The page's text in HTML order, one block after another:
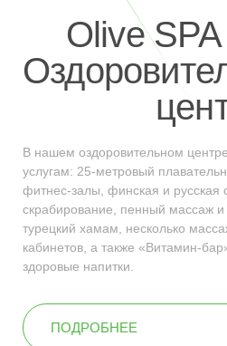
Olive
В нашем оздоровительном
услугам: 25-метровый
фитнес-залы, финская и русская
скрабирование, пенный массаж и
турецкий хамам, несколько
кабинетов, а также «Витамин-
здоровые напитки.
ПОДРОБНЕЕ